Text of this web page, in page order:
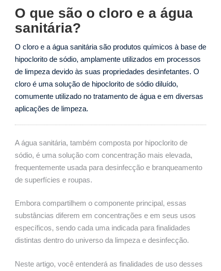
O que são o cloro e a água
sanitária?
O cloro e a água sanitária são produtos químicos à base de
hipoclorito de sódio, amplamente utilizados em processos
de limpeza devido às suas propriedades desinfetantes. O
cloro é uma solução de hipoclorito de sódio diluído,
comumente utilizado no tratamento de água e em diversas
aplicações de limpeza.
A água sanitária, também composta por hipoclorito de
sódio, é uma solução com concentração mais elevada,
frequentemente usada para desinfecção e branqueamento
de superfícies e roupas.
Embora compartilhem o componente principal, essas
substâncias diferem em concentrações e em seus usos
específicos, sendo cada uma indicada para finalidades
distintas dentro do universo da limpeza e desinfecção.
Neste artigo, você entenderá as finalidades de uso desses